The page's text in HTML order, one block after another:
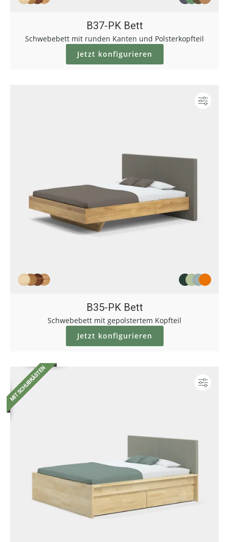
B37-PK Bett
Schwebebett mit runden Kanten und Polsterkopfteil
Jetzt konfigurieren
B35-PK Bett
Schwebebett mit gepolstertem Kopfteil
Jetzt konfigurieren